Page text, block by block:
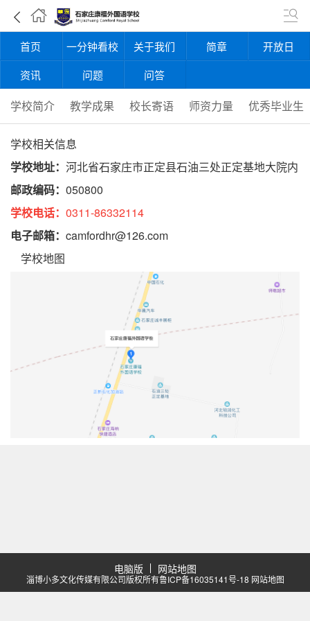
首页 一分钟看校 关于我们 简章
开放日
资讯
问题 问答
学校简介 教学成果 校长寄语 师资力量 优秀毕业生
学校相关信息
学校地址： 河北省石家庄市正定县石油三处正定基地大院内
邮政编码： 050800
学校电话： 0311-86332114
电子邮箱： camfordhr@126.com
学校地图
电脑版 网站地图
淄博小多文化传媒有限公司版权所有鲁ICP备16035141号-18 网站地图